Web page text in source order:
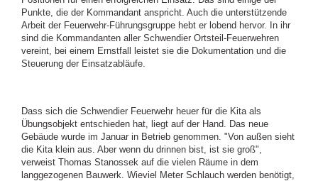
Punkte, die der Kommandant anspricht. Auch die unterstützende
Arbeit der Feuerwehr-Führungsgruppe hebt er lobend hervor. In ihr
sind die Kommandanten aller Schwendier Ortsteil-Feuerwehren
vereint, bei einem Ernstfall leistet sie die Dokumentation und die
Steuerung der Einsatzabläufe.
Dass sich die Schwendier Feuerwehr heuer für die Kita als
Übungsobjekt entschieden hat, liegt auf der Hand. Das neue
Gebäude wurde im Januar in Betrieb genommen. "Von außen sieht
die Kita klein aus. Aber wenn du drinnen bist, ist sie groß",
verweist Thomas Stanossek auf die vielen Räume in dem
langgezogenen Bauwerk. Wieviel Meter Schlauch werden benötigt,